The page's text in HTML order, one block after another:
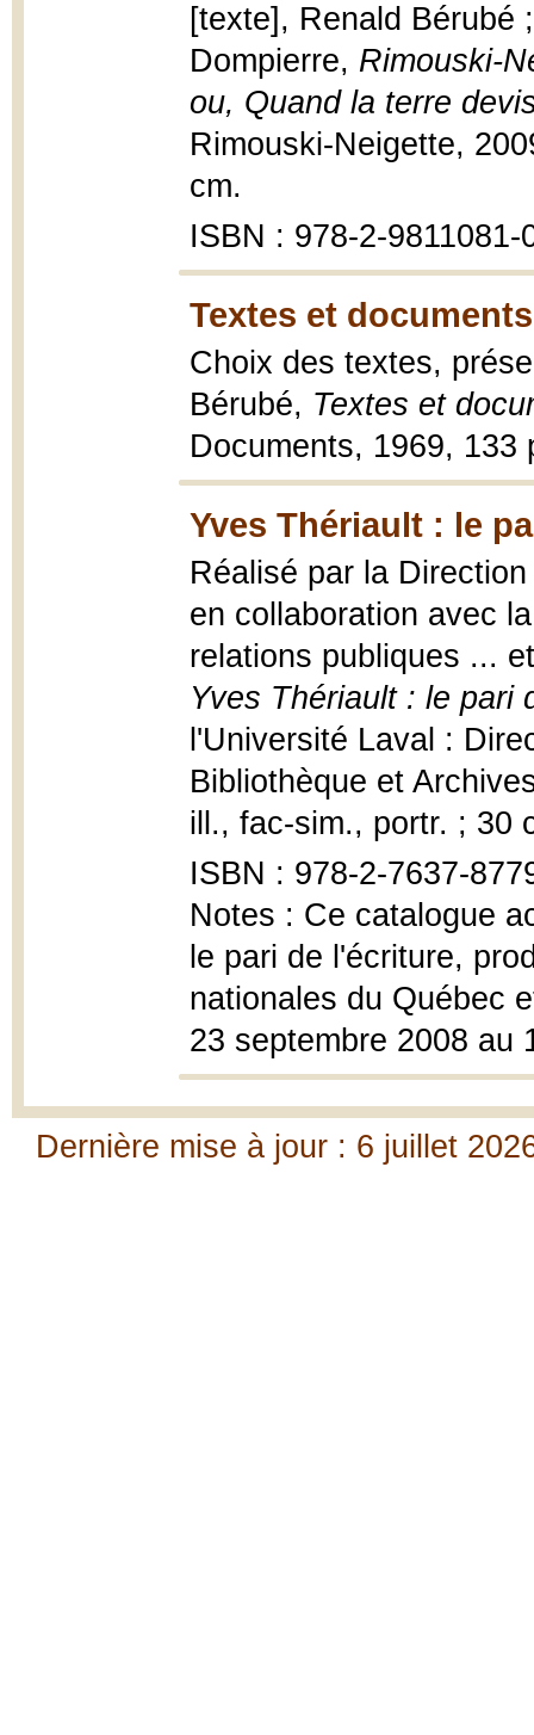
[texte], Renald Bérubé
Dompierre, Rimouski-
ou, Quand la terre
Rimouski-Neigette,
cm.
ISBN : 978-2-9811081-
Textes et
Choix des textes,
Bérubé, Textes et
Documents, 1969, 133
Yves Thériault : le
Réalisé par la
en collaboration avec
relations publiques ...
Yves Thériault : le pari
l'Université Laval :
Bibliothèque et
ill., fac-sim., portr. ; 30
ISBN : 978-2-7637-
Notes : Ce catalogue
le pari de l'écriture,
nationales du Québec
23 septembre 2008 au
Dernière mise à jour : 6 juillet